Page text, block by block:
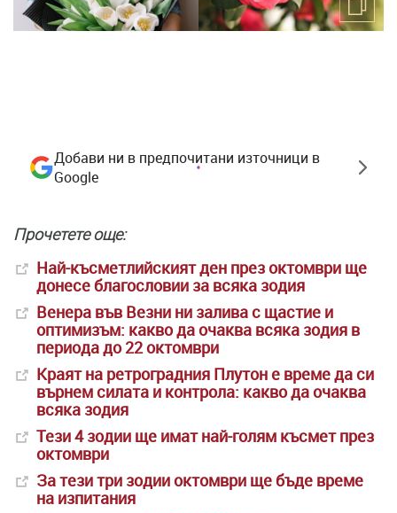
Добави ни в предпочитани източници в
Google
Прочетете още:
Най-късметлийският ден през октомври ще
донесе благословии за всяка зодия
Венера във Везни ни залива с щастие и
оптимизъм: какво да очаква всяка зодия в
периода до 22 октомври
Краят на ретроградния Плутон е време да си
върнем силата и контрола: какво да очаква
всяка зодия
Тези 4 зодии ще имат най-голям късмет през
октомври
За тези три зодии октомври ще бъде време
на изпитания